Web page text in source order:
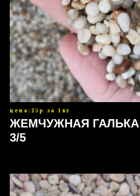
цена:25р за 1кг
ЖЕМЧУЖНАЯ
3/5